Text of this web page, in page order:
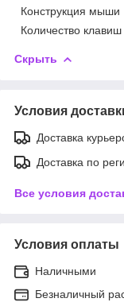
Конструкция мыши
Количество
Скрыть
Условия
Доставка
Доставка по
Все условия
Условия оплаты
Наличными
Безналичный